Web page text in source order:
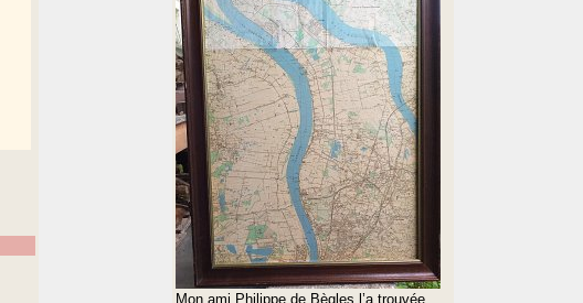
Mon ami Philippe de Bègles l’a trouvée